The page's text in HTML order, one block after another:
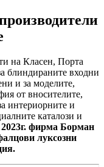
на Класен, Порта
блиндираните входни
и за моделите,
от вносителите,
интериорните и
каталози и
фирма Борман
луксозни